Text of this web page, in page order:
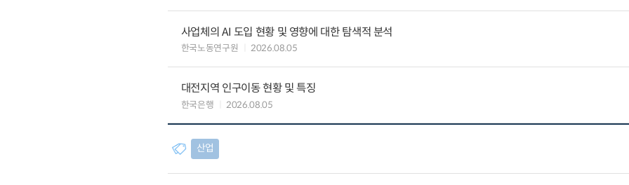
사업체의 AI 도입 현황 및 영향에 대한 탐색적 분석
한국노동연구원 2026.08.05
대전지역 인구이동 현황 및 특징
한국은행 2026.08.05
산업